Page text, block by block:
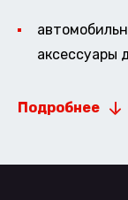
аксессуары
Подробнее